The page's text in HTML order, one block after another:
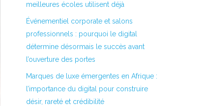
meilleures écoles utilisent déjà
Événementiel corporate et salons
professionnels : pourquoi le digital
détermine désormais le succès avant
l’ouverture des portes
Marques de luxe émergentes en Afrique :
l’importance du digital pour construire
désir, rareté et crédibilité